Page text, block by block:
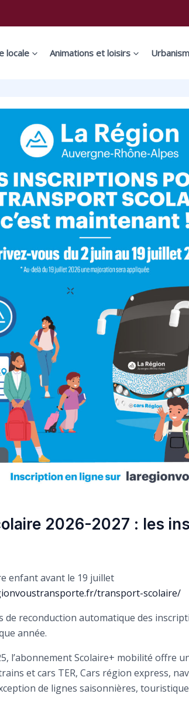
locale Animations et loisirs
2026-2027 : les
enfant avant le 19 juillet
transport-scolaire/
de reconduction automatique des
année.
l’abonnement Scolaire+ mobilité offre
et cars TER, Cars région express,
de lignes saisonnières,